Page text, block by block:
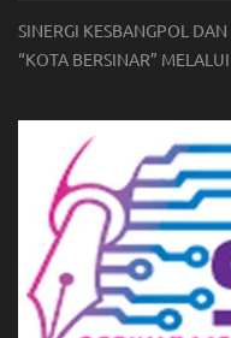
SINERGI KESBANGPOL
“KOTA BERSINAR”